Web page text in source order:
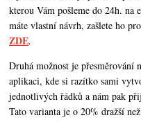
kterou Vám pošleme do 24h. na
máte vlastní návrh,zašlete ho
ZDE.
Druhá možnost je přesměrování
aplikaci, kde si razítko sami
jednotlivých řádků a nám pak
Tato varianta je o 20% dražší